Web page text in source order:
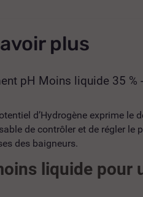
plus
pH Moins liquide 35 %
d’Hydrogène exprime le
de contrôler et de régler le
des baigneurs.
liquide pour